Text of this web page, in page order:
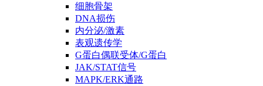
细胞骨架
DNA损伤
内分泌/激素
表观遗传学
G蛋白偶联受体/G蛋白
JAK/STAT信号
MAPK/ERK通路